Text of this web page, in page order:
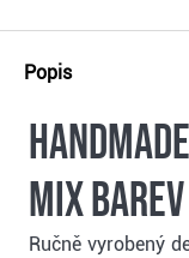
Popis
mix
Ručně vyrobený